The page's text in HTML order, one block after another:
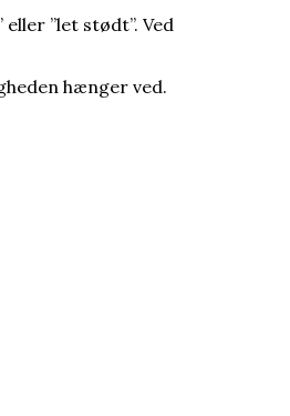
”let stødt”. Ved
hænger ved.